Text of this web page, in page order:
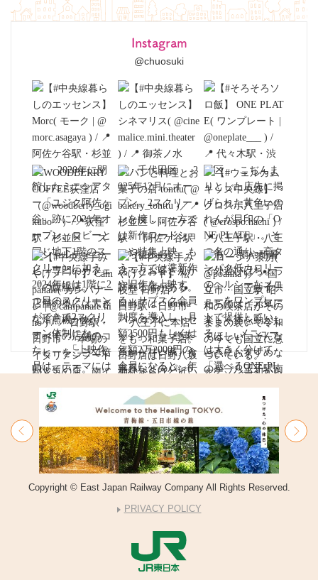
Instagram
@chuosuki
Copyright © East Japan Railway Company All Rights Reserved.
PRIVACY POLICY